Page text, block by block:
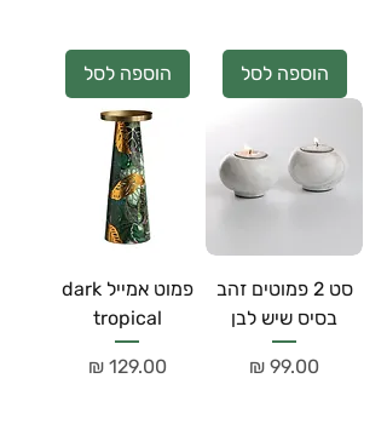
הוספה לסל הוספה לסל
סט 2 פמוטים זהב
בסיס שיש לבן
מחיר
פמוט אמייל dark
tropical
מחיר‏129.00 ‏₪